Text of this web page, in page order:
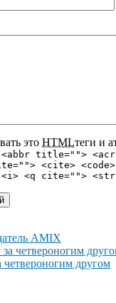
это HTMLтеги и
title="">
<cite>
<i> <q cite="">
AMIX
четвероногим другом